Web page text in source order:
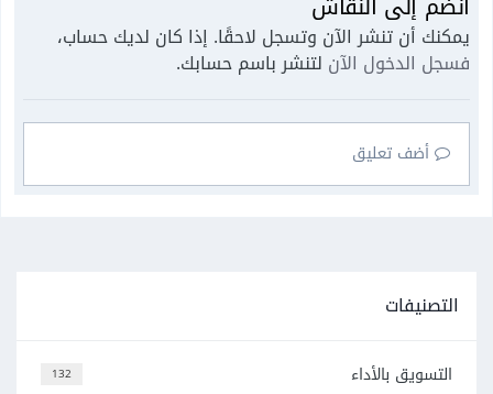
يمكنك أن تنشر الآن وتسجل لاحقًا. إذا كان لديك حساب،
فسجل الدخول الآن لتنشر باسم حسابك.
أضف تعليق
التصنيفات
132 التسويق بالأداء